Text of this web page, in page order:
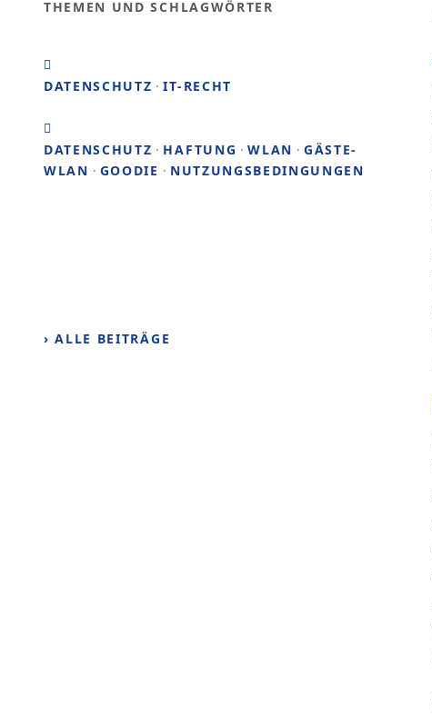
THEMEN UND SCHLAGWÖRTER
DATENSCHUTZ ·IT-RECHT
DATENSCHUTZ · HAFTUNG ·WLAN · GÄSTE-
WLAN · GOODIE · NUTZUNGSBEDINGUNGEN
› ALLE BEITRÄGE